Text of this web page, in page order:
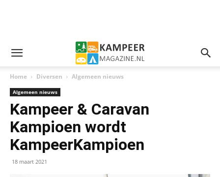
Home Diversen Algemeen nieuws
Algemeen nieuws
Kampeer & Caravan
Kampioen wordt
KampeerKampioen
18 maart 2021